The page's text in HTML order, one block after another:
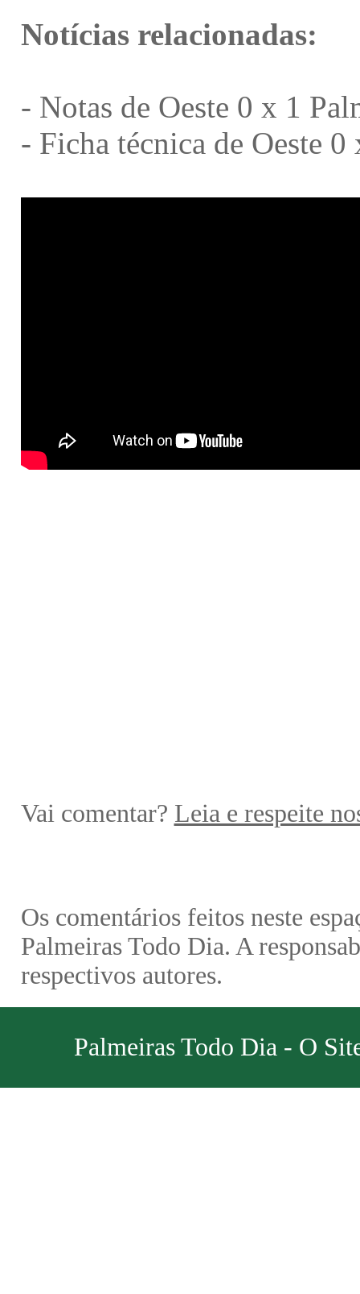
Notícias relacionadas:
- Notas de Oeste 0 x 1
- Ficha técnica de Oeste 0
Vai comentar? Leia e respeite
Os comentários feitos neste
Palmeiras Todo Dia. A
respectivos autores.
Palmeiras Todo Dia - O